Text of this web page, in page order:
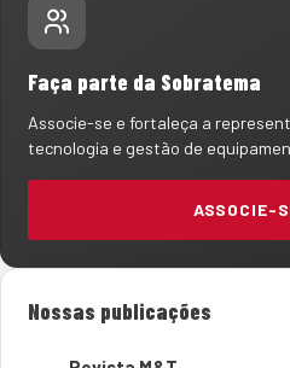
Faça parte da Sobratema
Associe-se e fortaleça a
tecnologia e gestão de
ASSOCIE-
Nossas publicações